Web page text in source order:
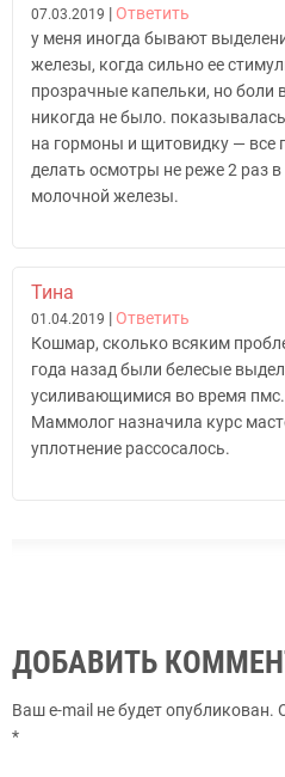
07.03.2019 | Ответить
у меня иногда бывают
железы, когда сильно ее
прозрачные капельки, но боли
никогда не было.
на гормоны и щитовидку — все
делать осмотры не реже 2 раз
молочной железы.
Тина
01.04.2019 | Ответить
Кошмар, сколько всяким
года назад были белесые
усиливающимися во время
Маммолог назначила курс
уплотнение рассосалось.
ДОБАВИТЬ
Ваш e-mail не будет опубликован.
*